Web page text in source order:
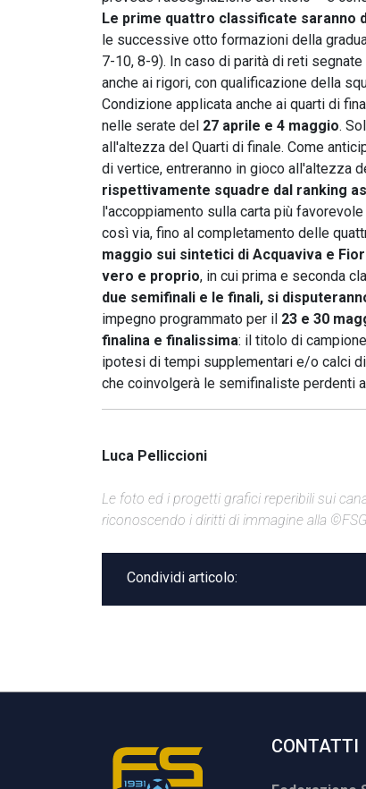
Le prime quattro classificate saranno
le successive otto formazioni della
7-10, 8-9). In caso di parità di reti
anche ai rigori, con qualificazione della
Condizione applicata anche ai quarti di
nelle serate del 27 aprile e 4 maggio.
all'altezza del Quarti di finale. Come
di vertice, entreranno in gioco all'altezza
rispettivamente squadre dal ranking
l'accoppiamento sulla carta più
così via, fino al completamento delle
maggio sui sintetici di Acquaviva e
vero e proprio, in cui prima e seconda
due semifinali e le finali, si
impegno programmato per il 23 e 30
finalina e finalissima: il titolo di
ipotesi di tempi supplementari e/o calci
che coinvolgerà le semifinaliste perdenti
Luca Pelliccioni
Le foto ed i progetti grafici reperibili sui
riconoscendo i diritti di immagine alla
Condividi articolo:
CONTATTI